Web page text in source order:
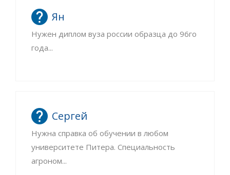
Ян
Нужен диплом вуза россии образца до 96го
года...
Сергей
Нужна справка об обучении в любом
университете Питера. Специальность
агроном...